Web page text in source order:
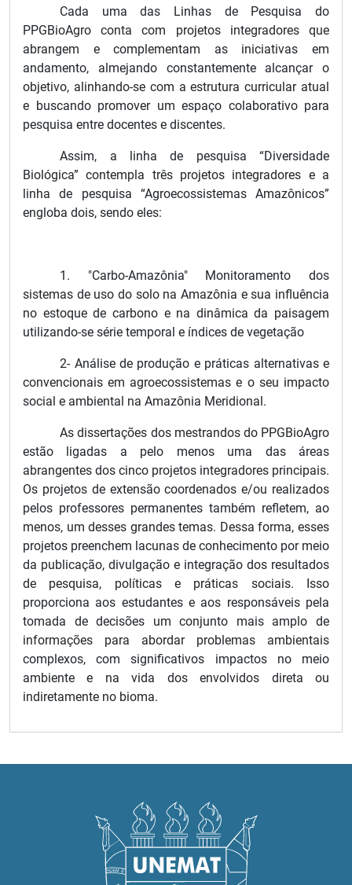
Cada uma das Linhas de Pesquisa do
PPGBioAgro conta com projetos integradores que
abrangem e complementam as iniciativas em
andamento, almejando constantemente alcançar o
objetivo, alinhando-se com a estrutura curricular atual
e buscando promover um espaço colaborativo para
pesquisa entre docentes e discentes.
Assim, a linha de pesquisa “Diversidade
Biológica” contempla três projetos integradores e a
linha de pesquisa “Agroecossistemas Amazônicos”
engloba dois, sendo eles:
1. "Carbo-Amazônia" Monitoramento dos
sistemas de uso do solo na Amazônia e sua influência
no estoque de carbono e na dinâmica da paisagem
utilizando-se série temporal e índices de vegetação
2- Análise de produção e práticas alternativas e
convencionais em agroecossistemas e o seu impacto
social e ambiental na Amazônia Meridional.
As dissertações dos mestrandos do PPGBioAgro
estão ligadas a pelo menos uma das áreas
abrangentes dos cinco projetos integradores principais.
Os projetos de extensão coordenados e/ou realizados
pelos professores permanentes também refletem, ao
menos, um desses grandes temas. Dessa forma, esses
projetos preenchem lacunas de conhecimento por meio
da publicação, divulgação e integração dos resultados
de pesquisa, políticas e práticas sociais. Isso
proporciona aos estudantes e aos responsáveis pela
tomada de decisões um conjunto mais amplo de
informações para abordar problemas ambientais
complexos, com significativos impactos no meio
ambiente e na vida dos envolvidos direta ou
indiretamente no bioma.